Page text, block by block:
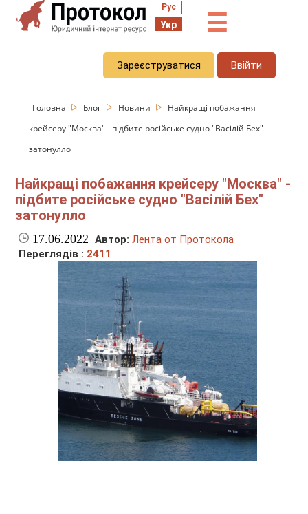
Рус
Укр ☰
Зареєструватися Ввійти
Головна Блог Новини
Найкращі побажання
крейсеру "Москва" - підбите російське судно "Васілій Бех"
затонулло
Найкращі побажання крейсеру "Москва" -
підбите російське судно "Васілій Бех"
затонулло
17.06.2022 Автор: Лента от Протокола
Переглядів : 2411